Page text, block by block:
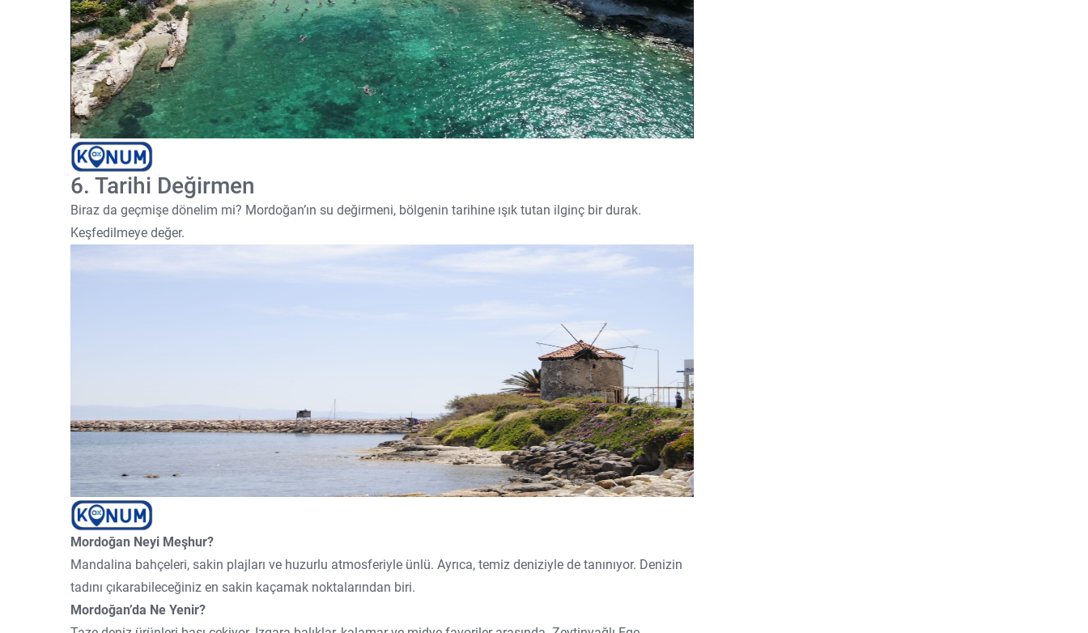
6. Tarihi Değirmen
Biraz da geçmişe dönelim mi? Mordoğan’ın su değirmeni, bölgenin tarihine ışık tutan ilginç bir durak.
Keşfedilmeye değer.
Mordoğan Neyi Meşhur?
Mandalina bahçeleri, sakin plajları ve huzurlu atmosferiyle ünlü. Ayrıca, temiz deniziyle de tanınıyor. Denizin
tadını çıkarabileceğiniz en sakin kaçamak noktalarından biri.
Mordoğan’da Ne Yenir?